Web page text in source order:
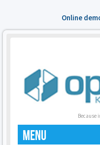
Online
Because
MENU